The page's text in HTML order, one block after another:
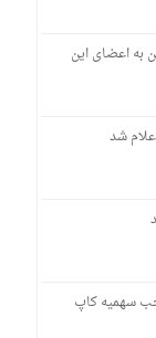
به اعضای این
شد
سهمیه کاپ